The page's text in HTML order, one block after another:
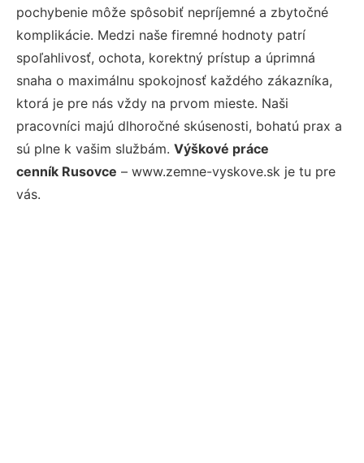
pochybenie môže spôsobiť nepríjemné a zbytočné
komplikácie. Medzi naše firemné hodnoty patrí
spoľahlivosť, ochota, korektný prístup a úprimná
snaha o maximálnu spokojnosť každého zákazníka,
ktorá je pre nás vždy na prvom mieste. Naši
pracovníci majú dlhoročné skúsenosti, bohatú prax a
sú plne k vašim službám. Výškové práce
cenník Rusovce – www.zemne-vyskove.sk je tu pre
vás.